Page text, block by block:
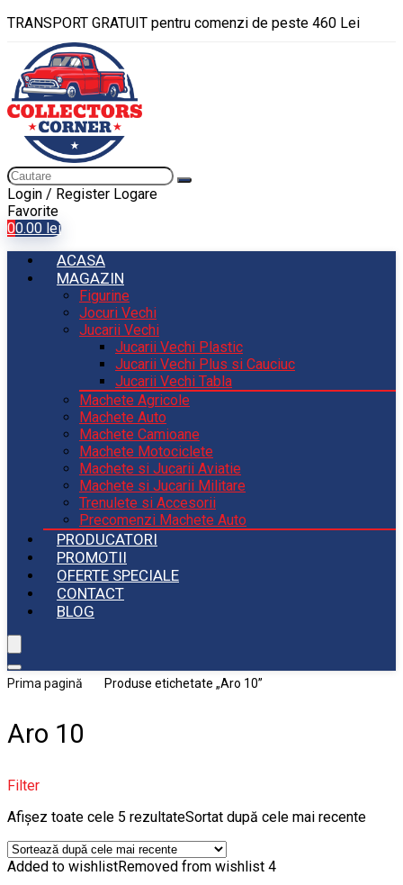
TRANSPORT GRATUIT pentru comenzi de peste 460 Lei
Login / Register Logare
Favorite
00.00 lei
ACASA
MAGAZIN
Figurine
Jocuri Vechi
Jucarii Vechi
Jucarii Vechi Plastic
Jucarii Vechi Plus si Cauciuc
Jucarii Vechi Tabla
Machete Agricole
Machete Auto
Machete Camioane
Machete Motociclete
Machete si Jucarii Aviatie
Machete si Jucarii Militare
Trenulete si Accesorii
Precomenzi Machete Auto
PRODUCATORI
PROMOTII
OFERTE SPECIALE
CONTACT
BLOG
Prima pagină Produse etichetate „Aro 10”
Aro 10
Filter
Afișez toate cele 5 rezultateSortat după cele mai recente
Added to wishlistRemoved from wishlist 4